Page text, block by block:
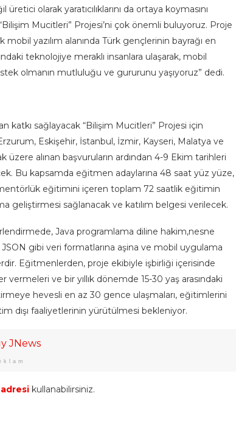
olarak yaratıcılıklarını da ortaya koymasını
Mucitleri” Projesi’ni çok önemli buluyoruz. Proje
yazılım alanında Türk gençlerinin bayrağı en
teknolojiye meraklı insanlara ulaşarak, mobil
olmanın mutluluğu ve gururunu yaşıyoruz” dedi.
katkı sağlayacak “Bilişim Mucitleri” Projesi için
Eskişehir, İstanbul, İzmir, Kayseri, Malatya ve
alınan başvuruların ardından 4-9 Ekim tarihleri
Bu kapsamda eğitmen adaylarına 48 saat yüz yüze,
eğitimini içeren toplam 72 saatlik eğitimin
geliştirmesi sağlanacak ve katılım belgesi verilecek.
Java programlama diline hakim,nesne
gibi veri formatlarına aşina ve mobil uygulama
Eğitmenlerden, proje ekibiyle işbirliği içerisinde
ve bir yıllık dönemde 15-30 yaş arasındaki
hevesli en az 30 gence ulaşmaları, eğitimlerini
dışı faaliyetlerinin yürütülmesi bekleniyor.
kullanabilirsiniz.